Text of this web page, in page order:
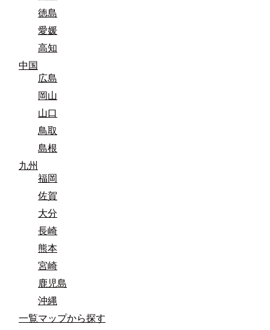
徳島
愛媛
高知
中国
広島
岡山
山口
鳥取
島根
九州
福岡
佐賀
大分
長崎
熊本
宮崎
鹿児島
沖縄
一覧マップから探す